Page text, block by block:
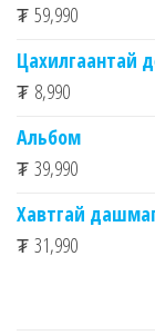
₮ 59,990
Цахилгаантай
₮ 8,990
Альбом
₮ 39,990
Хавтгай
₮ 31,990